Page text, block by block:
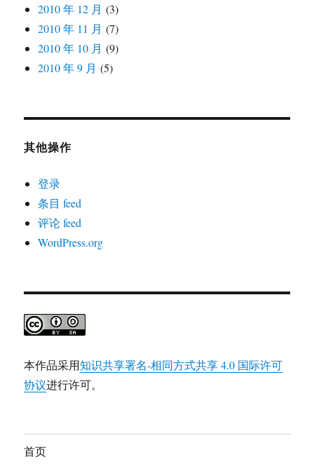
2010 年 12 月 (3)
2010 年 11 月 (7)
2010 年 10 月 (9)
2010 年 9 月 (5)
其他操作
登录
条目 feed
评论 feed
WordPress.org
本作品采用知识共享署名-相同方式共享 4.0 国际许可
协议进行许可。
首页